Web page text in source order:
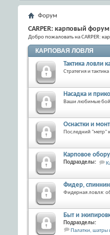
Форум
CARPER: карповый форум
Добро пожаловать на CARPER:
КАРПОВАЯ ЛОВЛЯ
Тактика ловли
Стратегия и
Насадка и
Ваши любимые
Оснастки и
Последний "метр"
Карповое
Подразделы:
Фидер,
Фидерная ловля:
Быт и
Подразделы:
Палатки, шатры